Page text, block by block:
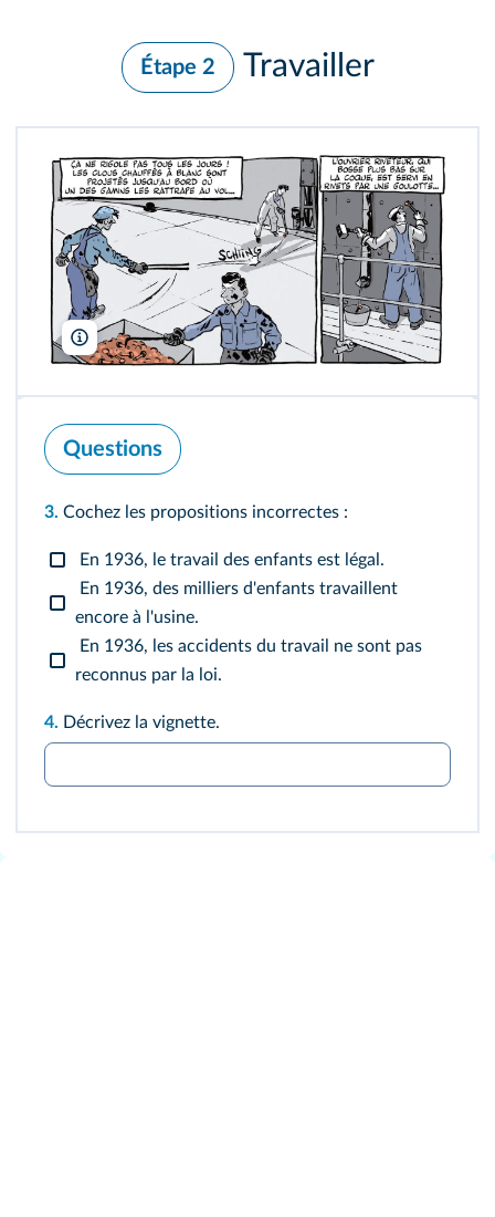
Étape 2 Travailler
La Boîte à Bulles
Questions
3. Cochez les propositions incorrectes :
En 1936, le travail des enfants est légal.
En 1936, des milliers d'enfants travaillent
encore à l'usine.
En 1936, les accidents du travail ne sont pas
reconnus par la loi.
4. Décrivez la vignette.